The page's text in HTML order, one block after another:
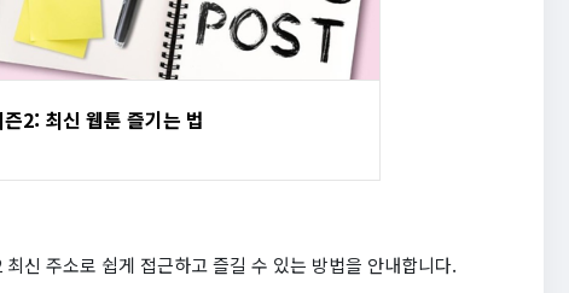
2: 최신 웹툰 즐기는 법
신 주소로 쉽게 접근하고 즐길 수 있는 방법을 안내합니다.